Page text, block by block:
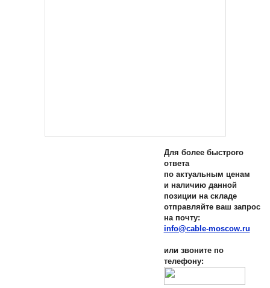
Для более быстрого
ответа
по актуальным ценам
и наличию данной
позиции на складе
отправляйте ваш запрос
на почту:
info@cable-moscow.ru
или звоните по
телефону: